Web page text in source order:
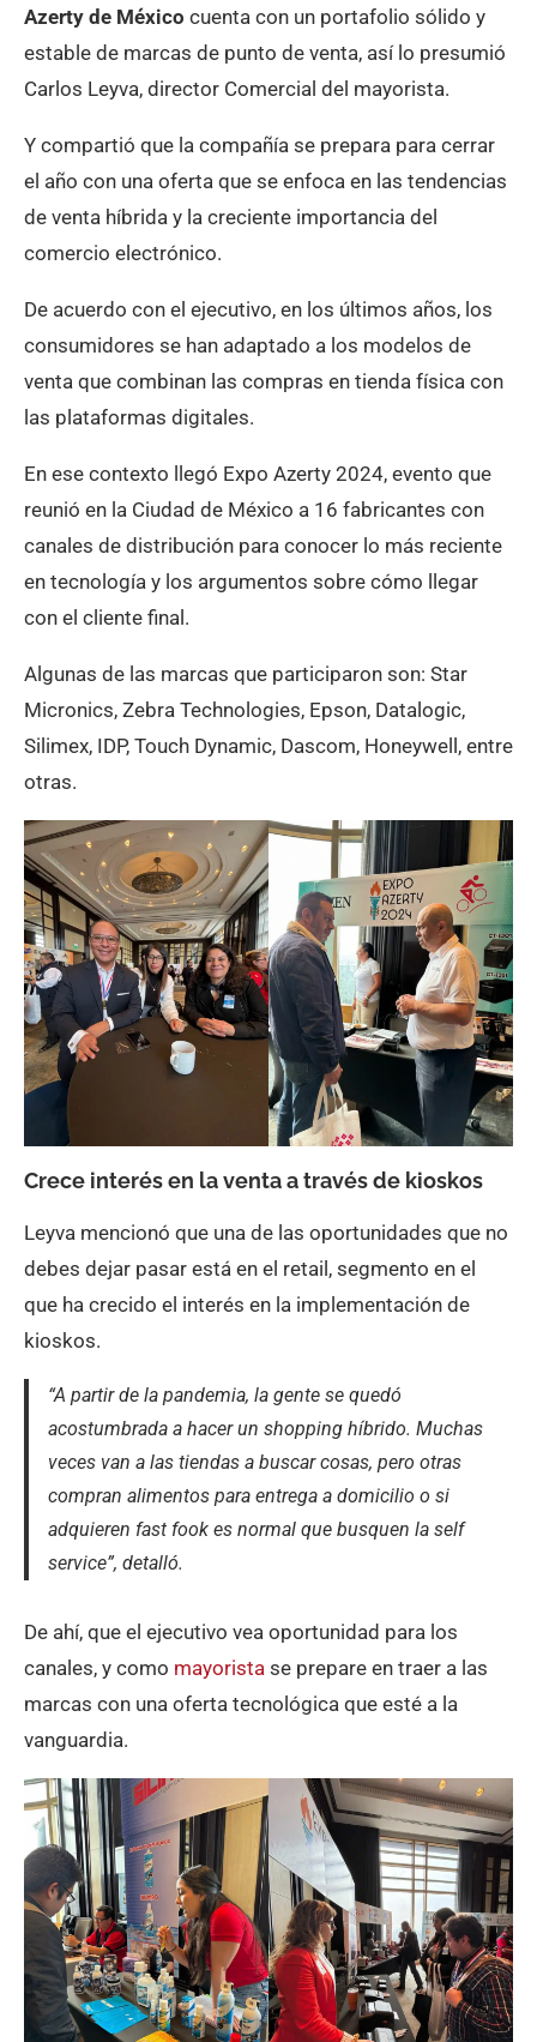
Azerty de México cuenta con un portafolio sólido y
estable de marcas de punto de venta, así lo presumió
Carlos Leyva, director Comercial del mayorista.
Y compartió que la compañía se prepara para cerrar
el año con una oferta que se enfoca en las tendencias
de venta híbrida y la creciente importancia del
comercio electrónico.
De acuerdo con el ejecutivo, en los últimos años, los
consumidores se han adaptado a los modelos de
venta que combinan las compras en tienda física con
las plataformas digitales.
En ese contexto llegó Expo Azerty 2024, evento que
reunió en la Ciudad de México a 16 fabricantes con
canales de distribución para conocer lo más reciente
en tecnología y los argumentos sobre cómo llegar
con el cliente final.
Algunas de las marcas que participaron son: Star
Micronics, Zebra Technologies, Epson, Datalogic,
Silimex, IDP, Touch Dynamic, Dascom, Honeywell, entre
otras.
Crece interés en la venta a través de kioskos
Leyva mencionó que una de las oportunidades que no
debes dejar pasar está en el retail, segmento en el
que ha crecido el interés en la implementación de
kioskos.
“A partir de la pandemia, la gente se quedó
acostumbrada a hacer un shopping híbrido. Muchas
veces van a las tiendas a buscar cosas, pero otras
compran alimentos para entrega a domicilio o si
adquieren fast fook es normal que busquen la self
service”, detalló.
De ahí, que el ejecutivo vea oportunidad para los
canales, y como mayorista se prepare en traer a las
marcas con una oferta tecnológica que esté a la
vanguardia.